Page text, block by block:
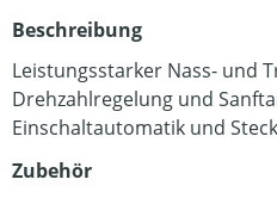
Beschreibung
Leistungsstarker Nass- und
Drehzahlregelung und
Einschaltautomatik und
Zubehör